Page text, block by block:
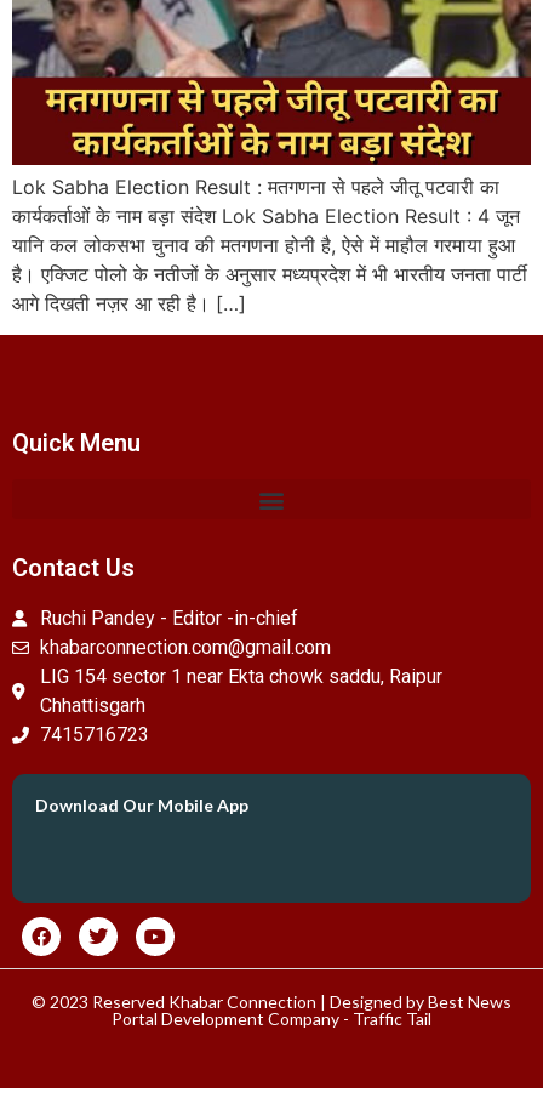
Lok Sabha Election Result : मतगणना से पहले जीतू पटवारी का
कार्यकर्ताओं के नाम बड़ा संदेश Lok Sabha Election Result : 4 जून
यानि कल लोकसभा चुनाव की मतगणना होनी है, ऐसे में माहौल गरमाया हुआ
है। एक्जिट पोलो के नतीजों के अनुसार मध्यप्रदेश में भी भारतीय जनता पार्टी
आगे दिखती नज़र आ रही है। […]
Quick Menu
Contact Us
Ruchi Pandey - Editor -in-chief
khabarconnection.com@gmail.com
LIG 154 sector 1 near Ekta chowk saddu, Raipur
Chhattisgarh
7415716723
Download Our Mobile App
© 2023 Reserved Khabar Connection | Designed byBest News
Portal Development Company - Traffic Tail